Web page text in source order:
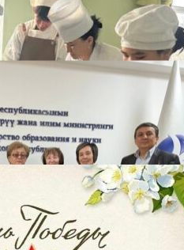
10.08.2026
ЖОЖДОРГО КАБЫЛ
27.07.2026
ӨЗҮҢДҮН КЕЛЕЧЕГИҢ
20.07.2026
Медиа
СУЗАКТА 750 ОРУНДУУ
ПАЙДАЛАНУУГА
07.08.2025
Улуу Жеңиштин жандуу
29.04.2025